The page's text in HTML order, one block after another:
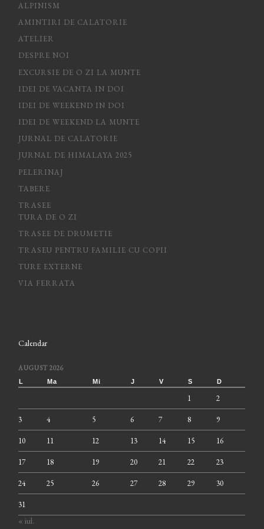
ALPINISM
AMINTIRI DE CALATORIE
ATELIER
DESPRE NOI
EXCURSIE DE O ZI LA MUNTE
IDEI DE VACANTA IN DOI
IDEI DE WEEKEND IN DOI
IDEI DE WEEKEND LA MUNTE
JURNAL DE CALATORIE
JURNAL DE HIMALAYA 2025
PELERINAJ
TABERE
TRASEE
TURA DE O ZI
TRASEE DE DRUMETIE
TRASEU PENTRU FAMILIE CU COPII
TURE EXTERNE
VIA FERRATA
Calendar
AUGUST 2026
L Ma Mi J V S D
1 2
3 4 5 6 7 8 9
10 11 12 13 14 15 16
17 18 19 20 21 22 23
24 25 26 27 28 29 30
31
« iul.